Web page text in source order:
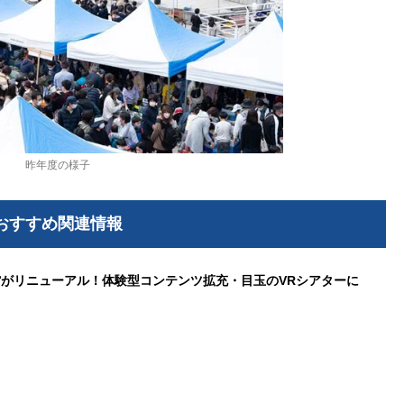
昨年度の様子
すすめ関連情報
リニューアル！体験型コンテンツ拡充・目玉のVRシアターに